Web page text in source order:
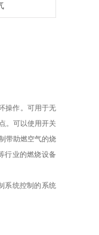
操作。可用于无
。可以使用开关
带助燃空气的烧
行业的燃烧设备
系统控制的系统